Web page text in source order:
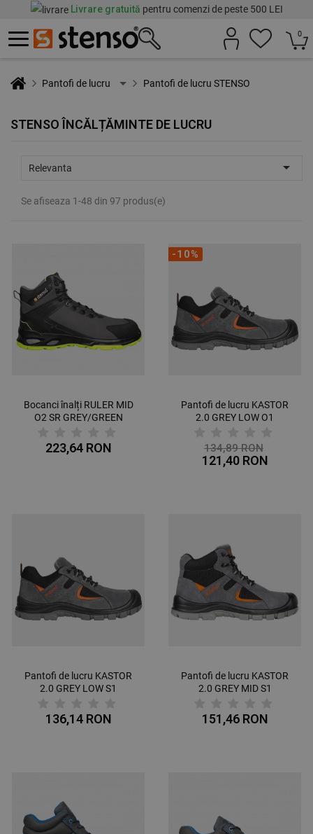
Livrare gratuită pentru comenzi de peste 500 LEI
0
Pantofi de lucru Pantofi de lucru STENSO
STENSO ÎNCĂLȚĂMINTE DE LUCRU
Relevanta 
Se afiseaza 1-48 din 97 produs(e)
Bocanci înalți RULER MID
O2 SR GREY/GREEN
223,64 RON
-10%
Pantofi de lucru KASTOR
2.0 GREY LOW O1
134,89 RON
121,40 RON
Pantofi de lucru KASTOR
2.0 GREY LOW S1
136,14 RON
Pantofi de lucru KASTOR
2.0 GREY MID S1
151,46 RON